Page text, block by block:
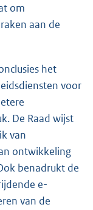
om
aan de
het
voor
De Raad wijst
van
ontwikkeling
benadrukt de
e-
van de